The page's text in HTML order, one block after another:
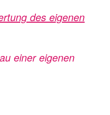
des eigenen
einer eigenen